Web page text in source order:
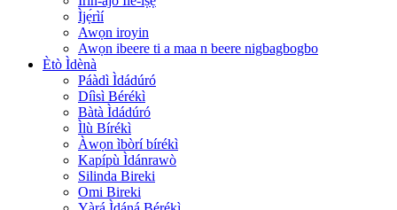
Ìjẹ́rìí
Awọn iroyin
Awọn ibeere ti a maa n beere nigbagbogbo
Ètò Ìdènà
Páàdì Ìdádúró
Díìsì Bérékì
Bàtà Ìdádúró
Ìlù Bírékì
Àwọn ìbòrí bírékì
Kapípù Ìdánrawò
Silinda Bireki
Omi Bireki